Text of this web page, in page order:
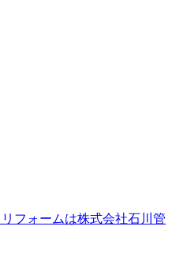
フォームは株式会社石川管